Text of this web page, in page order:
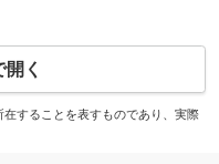
く
することを表すものであり、実際